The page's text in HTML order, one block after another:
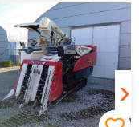
ただきました、香
、 とても親切に機
います。 そして、
しました。 農機リ
ました。